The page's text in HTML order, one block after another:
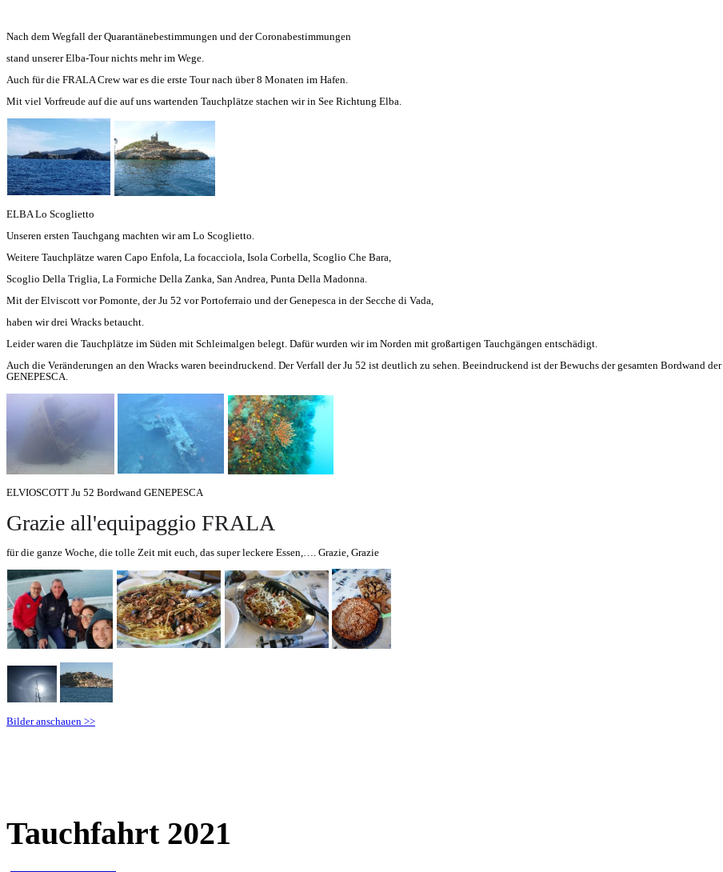
Nach dem Wegfall der Quarantänebestimmungen und der Coronabestimmungen
stand unserer Elba-Tour nichts mehr im Wege.
Auch für die FRALA Crew war es die erste Tour nach über 8 Monaten im Hafen.
Mit viel Vorfreude auf die auf uns wartenden Tauchplätze stachen wir in See Richtung Elba.
ELBA Lo Scoglietto
Unseren ersten Tauchgang machten wir am Lo Scoglietto.
Weitere Tauchplätze waren Capo Enfola, La focacciola, Isola Corbella, Scoglio Che Bara,
Scoglio Della Triglia, La Formiche Della Zanka, San Andrea, Punta Della Madonna.
Mit der Elviscott vor Pomonte, der Ju 52 vor Portoferraio und der Genepesca in der Secche di Vada,
haben wir drei Wracks betaucht.
Leider waren die Tauchplätze im Süden mit Schleimalgen belegt. Dafür wurden wir im Norden mit großartigen Tauchgängen entschädigt.
Auch die Veränderungen an den Wracks waren beeindruckend. Der Verfall der Ju 52 ist deutlich zu sehen. Beeindruckend ist der Bewuchs der gesamten Bordwand der
GENEPESCA.
ELVIOSCOTT Ju 52 Bordwand GENEPESCA
Grazie all'equipaggio FRALA
für die ganze Woche, die tolle Zeit mit euch, das super leckere Essen,…. Grazie, Grazie
Bilder anschauen >>
Tauchfahrt 2021